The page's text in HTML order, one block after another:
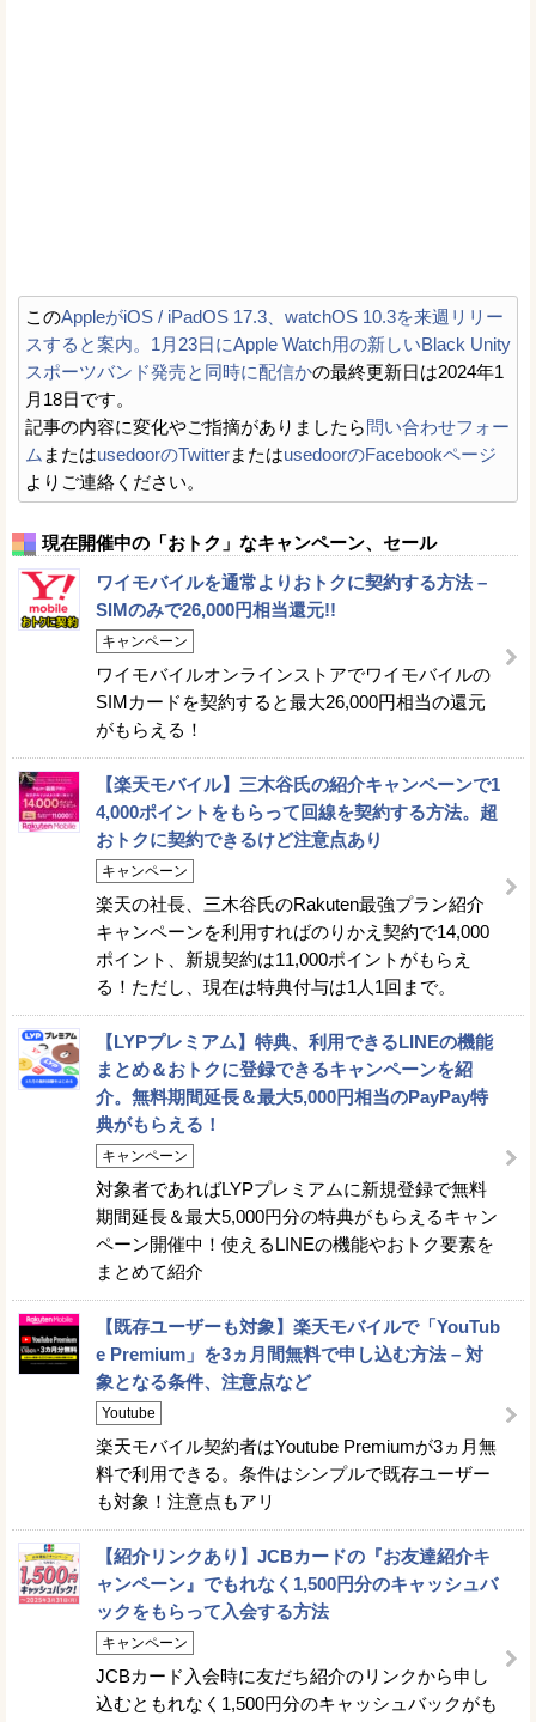
このAppleがiOS / iPadOS 17.3、watchOS 10.3を来週リリー
スすると案内。1月23日にApple Watch用の新しいBlack Unity
スポーツバンド発売と同時に配信かの最終更新日は2024年1
月18日です。
記事の内容に変化やご指摘がありましたら 問い合わせフォー
ム またはusedoorのTwitterまたはusedoorのFacebookページ
よりご連絡ください。
現在開催中の「おトク」なキャンペーン、セール
ワイモバイルを通常よりおトクに契約する方法 –
SIMのみで26,000円相当還元!!
キャンペーン
ワイモバイルオンラインストアでワイモバイルの
SIMカードを契約すると最大26,000円相当の還元
がもらえる！
【楽天モバイル】三木谷氏の紹介キャンペーンで1
4,000ポイントをもらって回線を契約する方法。超
おトクに契約できるけど注意点あり
キャンペーン
楽天の社長、三木谷氏のRakuten最強プラン紹介
キャンペーンを利用すればのりかえ契約で14,000
ポイント、新規契約は11,000ポイントがもらえ
る！ただし、現在は特典付与は1人1回まで。
【LYPプレミアム】特典、利用できるLINEの機能
まとめ＆おトクに登録できるキャンペーンを紹
介。無料期間延長＆最大5,000円相当のPayPay特
典がもらえる！
キャンペーン
対象者であればLYPプレミアムに新規登録で無料
期間延長＆最大5,000円分の特典がもらえるキャン
ペーン開催中！使えるLINEの機能やおトク要素を
まとめて紹介
【既存ユーザーも対象】楽天モバイルで「YouTub
e Premium」を3ヵ月間無料で申し込む方法 – 対
象となる条件、注意点など
Youtube
楽天モバイル契約者はYoutube Premiumが3ヵ月無
料で利用できる。条件はシンプルで既存ユーザー
も対象！注意点もアリ
【紹介リンクあり】JCBカードの『お友達紹介キ
ャンペーン』でもれなく1,500円分のキャッシュバ
ックをもらって入会する方法
キャンペーン
JCBカード入会時に友だち紹介のリンクから申し
込むともれなく1,500円分のキャッシュバックがも